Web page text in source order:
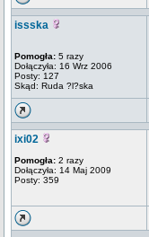
issska
Pomogła: 5 razy
Dołączyła: 16 Wrz 2006
Posty: 127
Skąd: Ruda ?l?ska
ixi02
Pomogła: 2 razy
Dołączyła: 14 Maj 2009
Posty: 359